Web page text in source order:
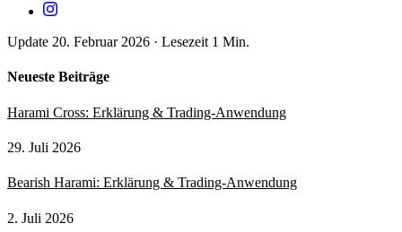
Update 20. Februar 2026 · Lesezeit 1 Min.
Neueste Beiträge
Harami Cross: Erklärung & Trading-Anwendung
29. Juli 2026
Bearish Harami: Erklärung & Trading-Anwendung
2. Juli 2026